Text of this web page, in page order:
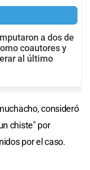
a dos de
coautores y
al último
consideró
chiste" por
por el caso.